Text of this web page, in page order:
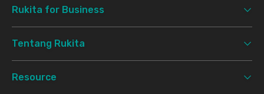
Rukita for Business
Tentang Rukita
Resource